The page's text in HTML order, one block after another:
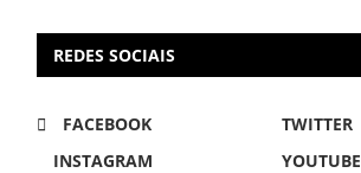
REDES SOCIAIS
FACEBOOK
TWITTER
INSTAGRAM
YOUTUBE